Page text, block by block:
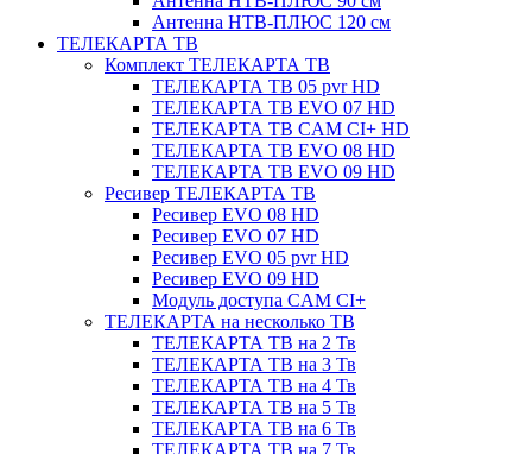
Антенна НТВ-ПЛЮС 120 см
ТЕЛЕКАРТА ТВ
Комплект ТЕЛЕКАРТА ТВ
ТЕЛЕКАРТА ТВ 05 pvr HD
ТЕЛЕКАРТА ТВ EVO 07 HD
ТЕЛЕКАРТА ТВ CAM CI+ HD
ТЕЛЕКАРТА ТВ EVO 08 HD
ТЕЛЕКАРТА ТВ EVO 09 HD
Ресивер ТЕЛЕКАРТА ТВ
Ресивер EVO 08 HD
Ресивер EVO 07 HD
Ресивер EVO 05 pvr HD
Ресивер EVO 09 HD
Модуль доступа CAM CI+
ТЕЛЕКАРТА на несколько ТВ
ТЕЛЕКАРТА ТВ на 2 Тв
ТЕЛЕКАРТА ТВ на 3 Тв
ТЕЛЕКАРТА ТВ на 4 Тв
ТЕЛЕКАРТА ТВ на 5 Тв
ТЕЛЕКАРТА ТВ на 6 Тв
ТЕЛЕКАРТА ТВ на 7 Тв